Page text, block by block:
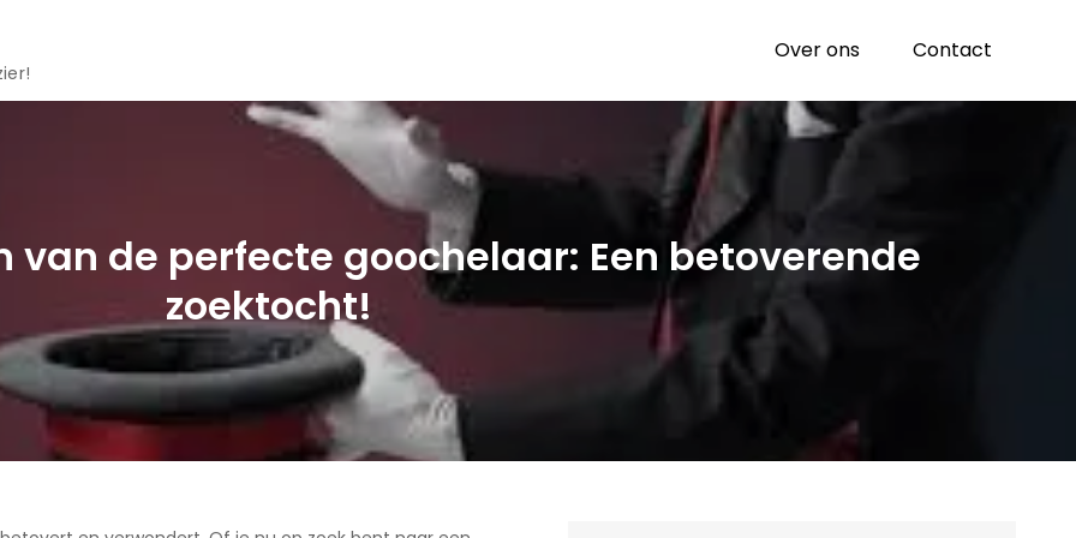
Over ons Contact
van de perfecte goochelaar: Een betoverende
zoektocht!